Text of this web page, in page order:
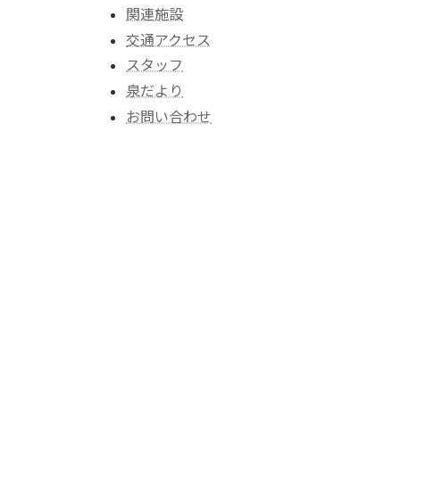
関連施設
交通アクセス
スタッフ
泉だより
お問い合わせ